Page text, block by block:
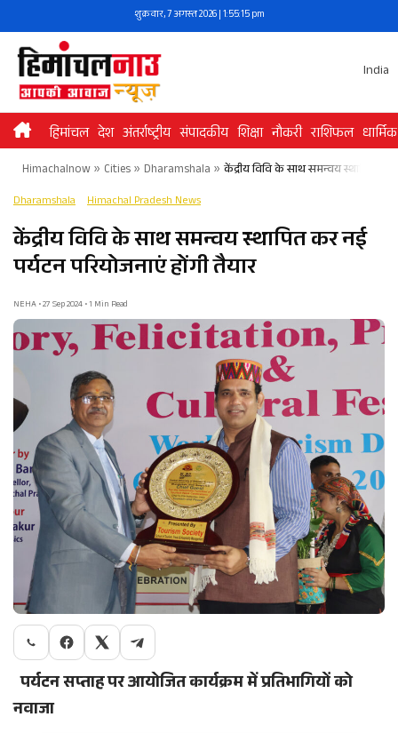
to
content
शुक्रवार, 7 अगस्त 2026 | 1:55:15 pm
India
हिमांचल देश अंतर्राष्ट्रीय संपादकीय शिक्षा नौकरी राशिफल धार्मिक
Himachalnow» Cities» Dharamshala » केंद्रीय विवि के साथ समन्वय स्थापित कर
Dharamshala Himachal Pradesh News
केंद्रीय विवि के साथ समन्वय स्थापित कर नई
पर्यटन परियोजनाएं होंगी तैयार
NEHA • 27 Sep 2024 • 1 Min Read
पर्यटन सप्ताह पर आयोजित कार्यक्रम में प्रतिभागियों को
नवाजा